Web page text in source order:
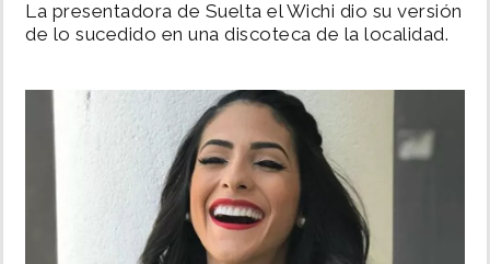
NACIONAL
La presentadora de Suelta el Wichi dio su versión
de lo sucedido en una discoteca de la localidad.